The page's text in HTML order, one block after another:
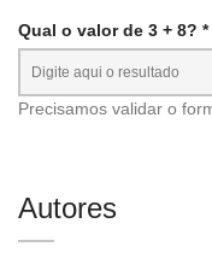
Qual o valor de 3 + 8? *
Precisamos validar o
Autores